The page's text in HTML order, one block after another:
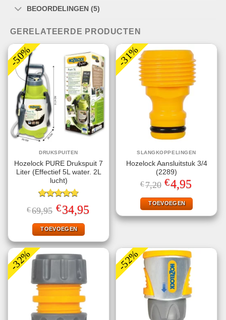
BEOORDELINGEN (5)
GERELATEERDE PRODUCTEN
-50%
DRUKSPUITEN
Hozelock PURE Drukspuit 7
Liter (Effectief 5L water. 2L
lucht)
Gewaardeerd
4.75uit 5
€69,95 Oorspronkelijke
prijs
was:
€69,95.
€34,95prijs
TOEVOEGEN
-31%
SLANGKOPPELINGEN
Hozelock Aansluitstuk 3/4
(2289)
€7,20 Oorspronkelijke
prijs
was:
€7,20.
€4,95
is:
€4,95.
TOEVOEGEN
-32% -52%